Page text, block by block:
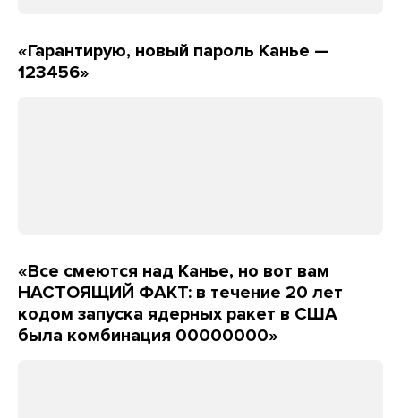
«Гарантирую, новый пароль Канье —
123456»
«Все смеются над Канье, но вот вам
НАСТОЯЩИЙ ФАКТ: в течение 20 лет
кодом запуска ядерных ракет в США
была комбинация 00000000»